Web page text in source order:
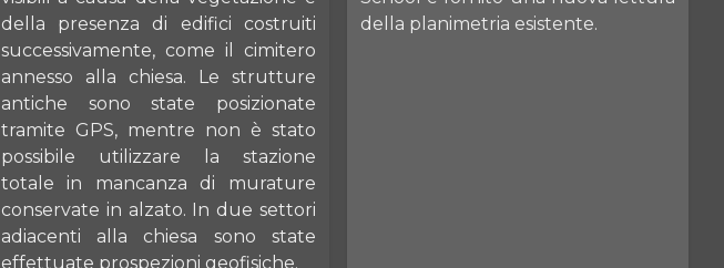
della presenza di edifici costruiti
successivamente, come il cimitero
annesso alla chiesa. Le strutture
antiche sono state posizionate
tramite GPS, mentre non è stato
possibile utilizzare la stazione
totale in mancanza di murature
conservate in alzato. In due settori
adiacenti alla chiesa sono state
effettuate prospezioni geofisiche.
della planimetria esistente.